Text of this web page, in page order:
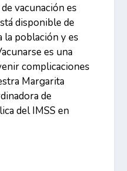
vacunación es
disponible de
la población y es
es una
complicaciones
Margarita
de
del IMSS en